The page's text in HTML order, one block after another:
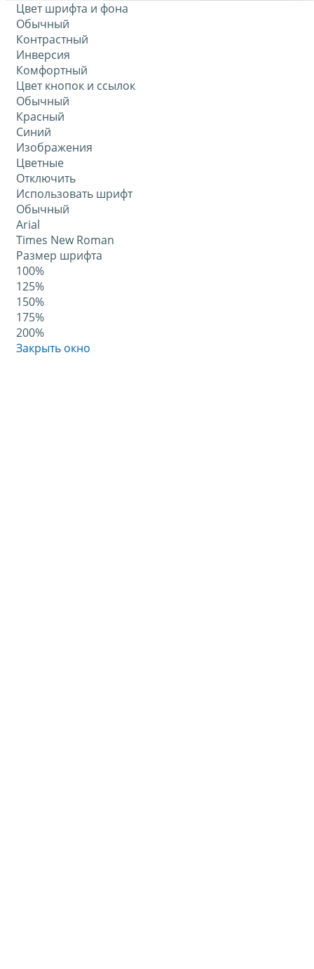
Цвет шрифта и фона
Обычный
Контрастный
Инверсия
Комфортный
Цвет кнопок и ссылок
Обычный
Красный
Синий
Изображения
Цветные
Отключить
Использовать шрифт
Обычный
Arial
Times New Roman
Размер шрифта
100%
125%
150%
175%
200%
Закрыть окно